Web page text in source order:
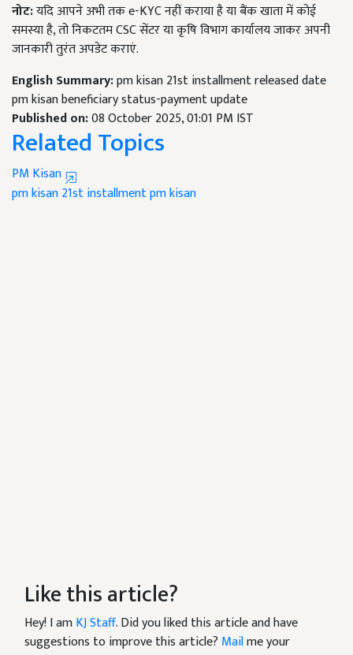
नोट:यदि आपने अभी तक e-KYC नहीं कराया है या बैंक खाता में कोई
समस्या है, तो निकटतम CSC सेंटर या कृषि विभाग कार्यालय जाकर अपनी
जानकारी तुरंत अपडेट कराएं.
English Summary:pm kisan 21st installment released date
pm kisan beneficiary status-payment update
Published on:08 October 2025, 01:01 PM IST
Related Topics
PM Kisan
pm kisan 21st installmentpm kisan
Like this article?
Hey! I amKJ Staff. Did you liked this article and have
suggestions to improve this article? Mailme your